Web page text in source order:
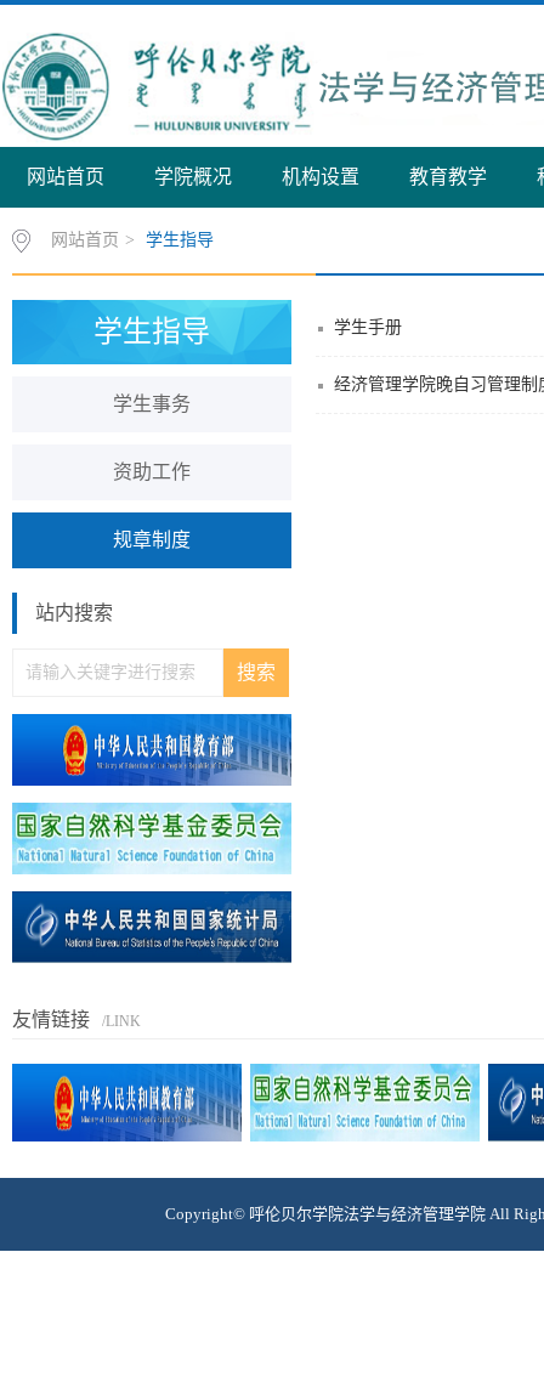
网站首页 学院概况 机构设置 教育教学
网站首页 > 学生指导
学生指导
学生事务
资助工作
规章制度
站内搜索
学生手册
经济管理学院晚自习管理制
友情链接 /LINK
Copyright© 呼伦贝尔学院法学与经济管理学院 All